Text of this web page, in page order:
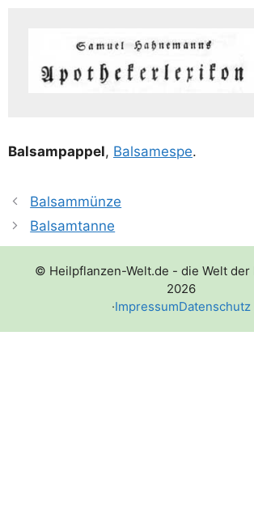
Bals­am­pap­pel, Bal­sa­mespe.
Balsammünze
Balsamtanne
© Heilpflanzen-Welt.de - die Welt der
2026
·ImpressumDatenschutz